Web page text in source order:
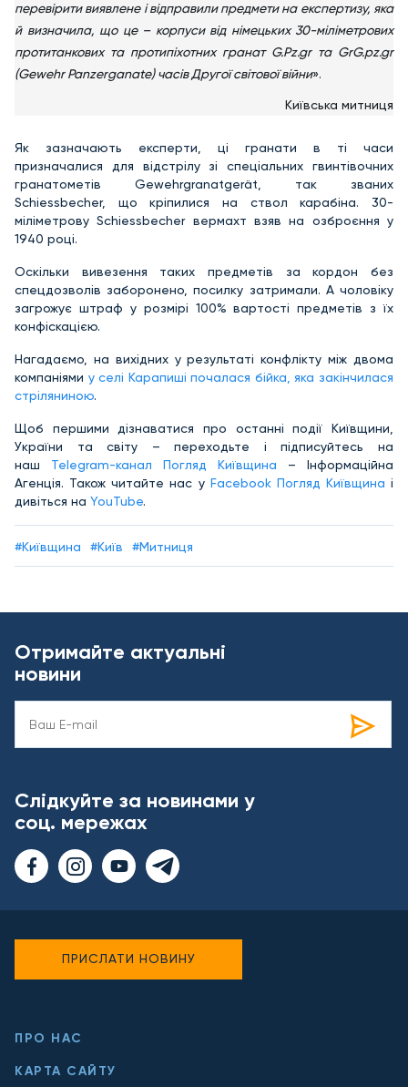
перевірити виявлене і відправили предмети на експертизу, яка
й визначила, що це – корпуси від німецьких 30-міліметрових
протитанкових та протипіхотних гранат G.Pz.gr та GrG.pz.gr
(Gewehr Panzerganate) часів Другої світової війни».
Київська митниця
Як зазначають експерти, ці гранати в ті часи
призначалися для відстрілу зі спеціальних гвинтівочних
гранатометів Gewehrgranatgerät, так званих
Schiessbecher, що кріпилися на ствол карабіна. 30-
міліметрову Schiessbecher вермахт взяв на озброєння у
1940 році.
Оскільки вивезення таких предметів за кордон без
спецдозволів заборонено, посилку затримали. А чоловіку
загрожує штраф у розмірі 100% вартості предметів з їх
конфіскацією.
Нагадаємо, на вихідних у результаті конфлікту між двома
компаніями у селі Карапиші почалася бійка, яка закінчилася
стріляниною.
Щоб першими дізнаватися про останні події Київщини,
України та світу – переходьте і підписуйтесь на
наш Telegram-канал Погляд Київщина – Інформаційна
Агенція. Також читайте нас у Facebook Погляд Київщина і
дивіться на YouTube.
#Київщина #Київ #Митниця
Отримайте актуальні
новини
Слідкуйте за новинами у
соц. мережах
ПРО НАС
КАРТА САЙТУ
ПРИСЛАТИ НОВИНУ